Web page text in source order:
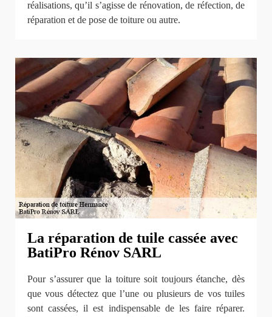
réalisations, qu’il s’agisse de rénovation, de réfection, de
réparation et de pose de toiture ou autre.
La réparation de tuile cassée avec
BatiPro Rénov SARL
Pour s’assurer que la toiture soit toujours étanche, dès
que vous détectez que l’une ou plusieurs de vos tuiles
sont cassées, il est indispensable de les faire réparer.